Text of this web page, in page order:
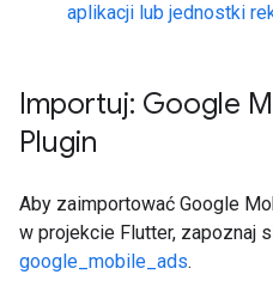
aplikacji lub jednostki
Importuj: Google
Plugin
Aby zaimportować Google
w projekcie Flutter, zapoznaj
google_mobile_ads.